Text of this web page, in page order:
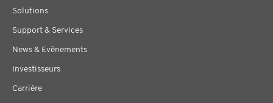
Solutions
Support & Services
News & Evènements
Investisseurs
Carrière